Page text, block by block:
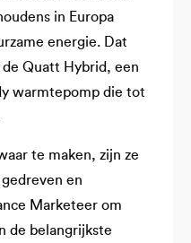
in Europa
energie. Dat
Quatt Hybrid, een
warmtepomp die tot
te maken, zijn ze
en
Marketeer om
de belangrijkste